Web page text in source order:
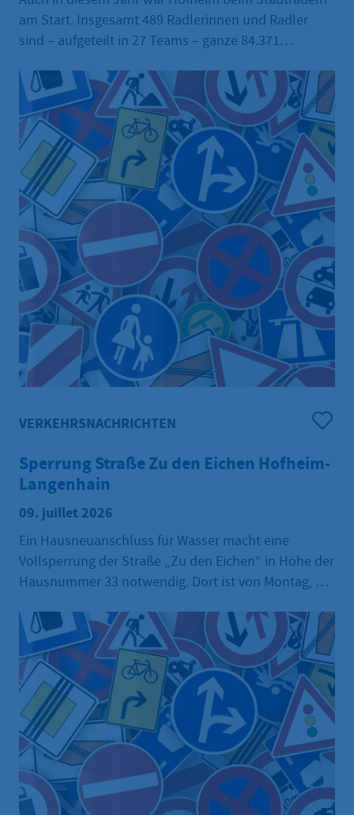
am Start. Insgesamt 489 Radlerinnen und Radler
sind – aufgeteilt in 27 Teams – ganze 84.371
zum Vorjahr, als die 100.000 Kilometer Marke
geknackt wurde, wurden jedoch weniger Kilometer
„erstrampelt“. Es war dennoch das drittbeste Jahr in
Sachen Teilnehmendenzahl und gefahrener
Kilometer der Hofheimer Stadtradeln-Community
seit der ersten Teilnahme 2017. Die Kreisstadt liegt
damit 2026 auf Platz 775 von 3112 bundesweit
teilnehmenden Kommunen. Auf Landesebene belegt
Hofheim den 38. Platz unter den 385 hessischen
Teilnehmerinnen.
VERKEHRSNACHRICHTEN
Sperrung Straße Zu den Eichen Hofheim-
Langenhain
09. juillet 2026
Ein Hausneuanschluss für Wasser macht eine
Vollsperrung der Straße „Zu den Eichen“ in Höhe der
Hausnummer 33 notwendig. Dort ist von Montag, 13.
Durchfahrt nicht möglich. Der Zugang sowie die Zu-
und Abfahrten für die Anwohnerinnen und
Anwohner zu ihren Liegenschaften werden
größtmöglich gewährleistet. Die Mülltonnen der
Anwohner sind von der ausführenden Firma am
Nachmittag vor den Leerungstagen zu einem
Sammelplatz an der nächstgelegenen Kreuzung zu
transportieren und nach der Leerung wieder zu den
Grundstücken zurückzubringen.